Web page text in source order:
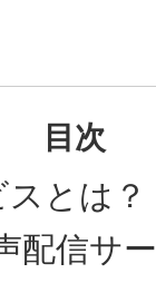
目次
とは？
配信サ